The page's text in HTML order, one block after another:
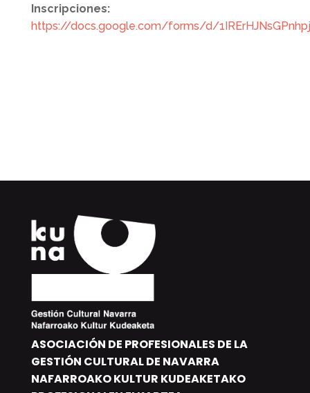
Inscripciones:
https://docs.google.com/forms/d/
ASOCIACIÓN DE PROFESIONALES DE LA
GESTIÓN CULTURAL DE NAVARRA
NAFARROAKO KULTUR KUDEAKETAKO